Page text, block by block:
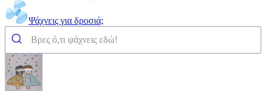
Ψάχνεις για δροσιά;